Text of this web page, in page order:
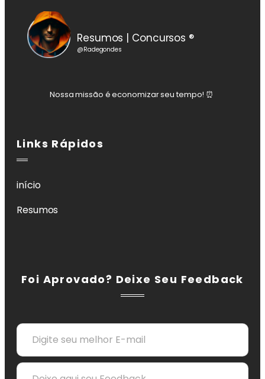
Resumos | Concursos ®
@Radegondes
Nossa missão é economizar seu tempo! ⏰️
Links Rápidos
início
Resumos
Foi Aprovado? Deixe Seu Feedback